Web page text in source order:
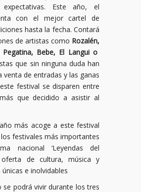
Este año, el
con el mejor cartel de
hasta la fecha. Contará
de artistas como Rozalén,
Bebe, El Langui o
que sin ninguna duda han
venta de entradas y las ganas
festival se disparen entre
que decidido a asistir al
más acoge a este festival
festivales más importantes
nacional ‘Leyendas del
oferta de cultura, música y
e inolvidables
se podrá vivir durante los tres